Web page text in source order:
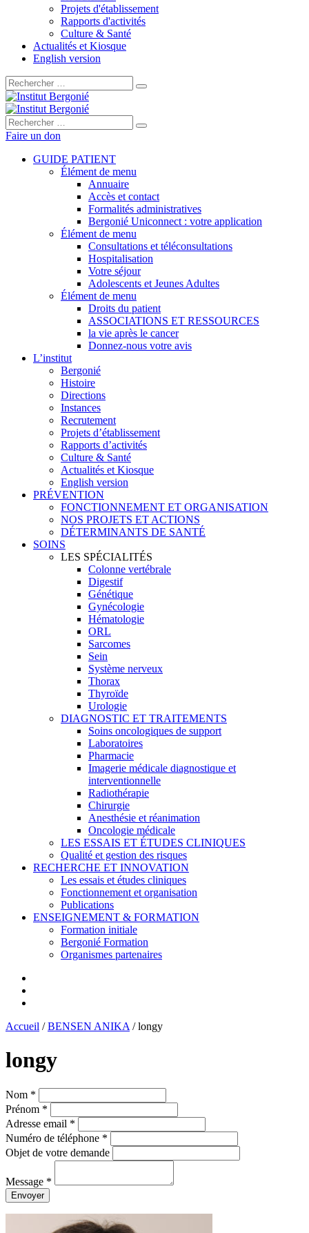
Projets d'établissement
Rapports d'activités
Culture & Santé
Actualités et Kiosque
English version
Rechercher :
Rechercher :
Faire un don
GUIDE PATIENT
Élément de menu
Annuaire
Accès et contact
Formalités administratives
Bergonié Uniconnect : votre application
Élément de menu
Consultations et téléconsultations
Hospitalisation
Votre séjour
Adolescents et Jeunes Adultes
Élément de menu
Droits du patient
ASSOCIATIONS ET RESSOURCES
la vie après le cancer
Donnez-nous votre avis
L’institut
Bergonié
Histoire
Directions
Instances
Recrutement
Projets d’établissement
Rapports d’activités
Culture & Santé
Actualités et Kiosque
English version
PRÉVENTION
FONCTIONNEMENT ET ORGANISATION
NOS PROJETS ET ACTIONS
DÉTERMINANTS DE SANTÉ
SOINS
LES SPÉCIALITÉS
Colonne vertébrale
Digestif
Génétique
Gynécologie
Hématologie
ORL
Sarcomes
Sein
Système nerveux
Thorax
Thyroïde
Urologie
DIAGNOSTIC ET TRAITEMENTS
Soins oncologiques de support
Laboratoires
Pharmacie
Imagerie médicale diagnostique et
interventionnelle
Radiothérapie
Chirurgie
Anesthésie et réanimation
Oncologie médicale
LES ESSAIS ET ÉTUDES CLINIQUES
Qualité et gestion des risques
RECHERCHE ET INNOVATION
Les essais et études cliniques
Fonctionnement et organisation
Publications
ENSEIGNEMENT & FORMATION
Formation initiale
Bergonié Formation
Organismes partenaires
Accueil /BENSEN ANIKA /longy
longy
Nom *
Prénom *
Adresse email *
Numéro de téléphone *
Objet de votre demande
Message *
Envoyer